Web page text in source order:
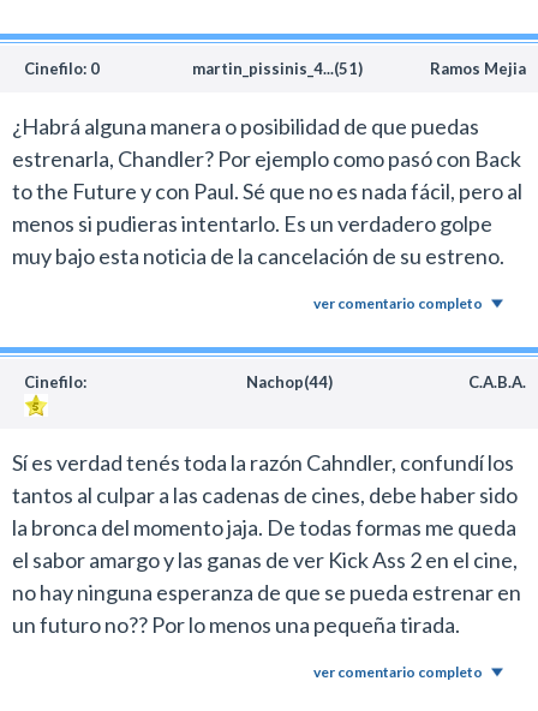
Cinefilo: 0 martin_pissinis_4...(51) Ramos Mejia
¿Habrá alguna manera o posibilidad de que puedas
estrenarla, Chandler? Por ejemplo como pasó con Back
to the Future y con Paul. Sé que no es nada fácil, pero al
menos si pudieras intentarlo. Es un verdadero golpe
muy bajo esta noticia de la cancelación de su estreno.
ver comentario completo
Cinefilo: Nachop(44) C.A.B.A.
Sí es verdad tenés toda la razón Cahndler, confundí los
tantos al culpar a las cadenas de cines, debe haber sido
la bronca del momento jaja. De todas formas me queda
el sabor amargo y las ganas de ver Kick Ass 2 en el cine,
no hay ninguna esperanza de que se pueda estrenar en
un futuro no?? Por lo menos una pequeña tirada.
ver comentario completo